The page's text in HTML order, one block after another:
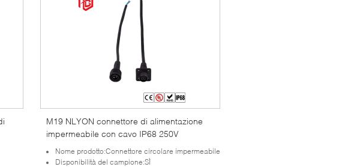
M19 NLYON connettore di alimentazione
impermeabile con cavo IP68 250V
Nome prodotto:Connettore circolare impermeabile
Disponibilità del campione:SÌ